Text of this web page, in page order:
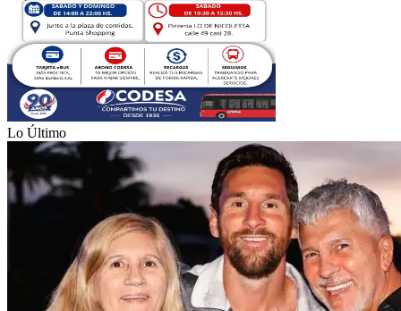
Lo Último